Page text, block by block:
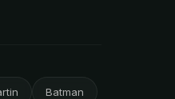
Batman